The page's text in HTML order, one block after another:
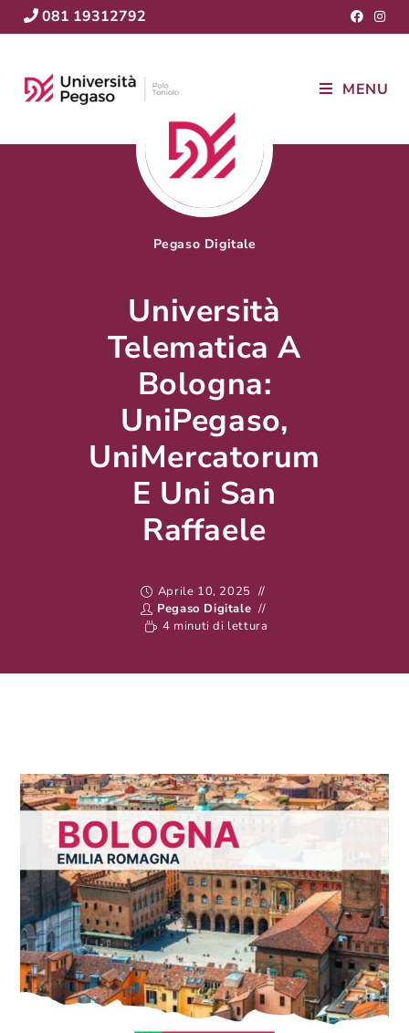
081 19312792
MENU
Pegaso Digitale
Università
Telematica A
Bologna:
UniPegaso,
UniMercatorum
E Uni San
Raffaele
Aprile 10, 2025
Pegaso Digitale
4 minuti di lettura